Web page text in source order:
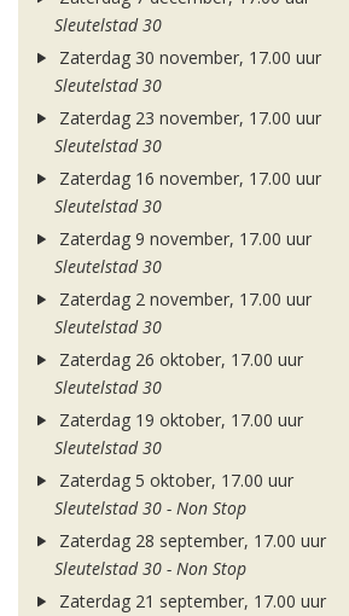
Sleutelstad 30
Zaterdag 30 november, 17.00 uur
Sleutelstad 30
Zaterdag 23 november, 17.00 uur
Sleutelstad 30
Zaterdag 16 november, 17.00 uur
Sleutelstad 30
Zaterdag 9 november, 17.00 uur
Sleutelstad 30
Zaterdag 2 november, 17.00 uur
Sleutelstad 30
Zaterdag 26 oktober, 17.00 uur
Sleutelstad 30
Zaterdag 19 oktober, 17.00 uur
Sleutelstad 30
Zaterdag 5 oktober, 17.00 uur
Sleutelstad 30 - Non Stop
Zaterdag 28 september, 17.00 uur
Sleutelstad 30 - Non Stop
Zaterdag 21 september, 17.00 uur